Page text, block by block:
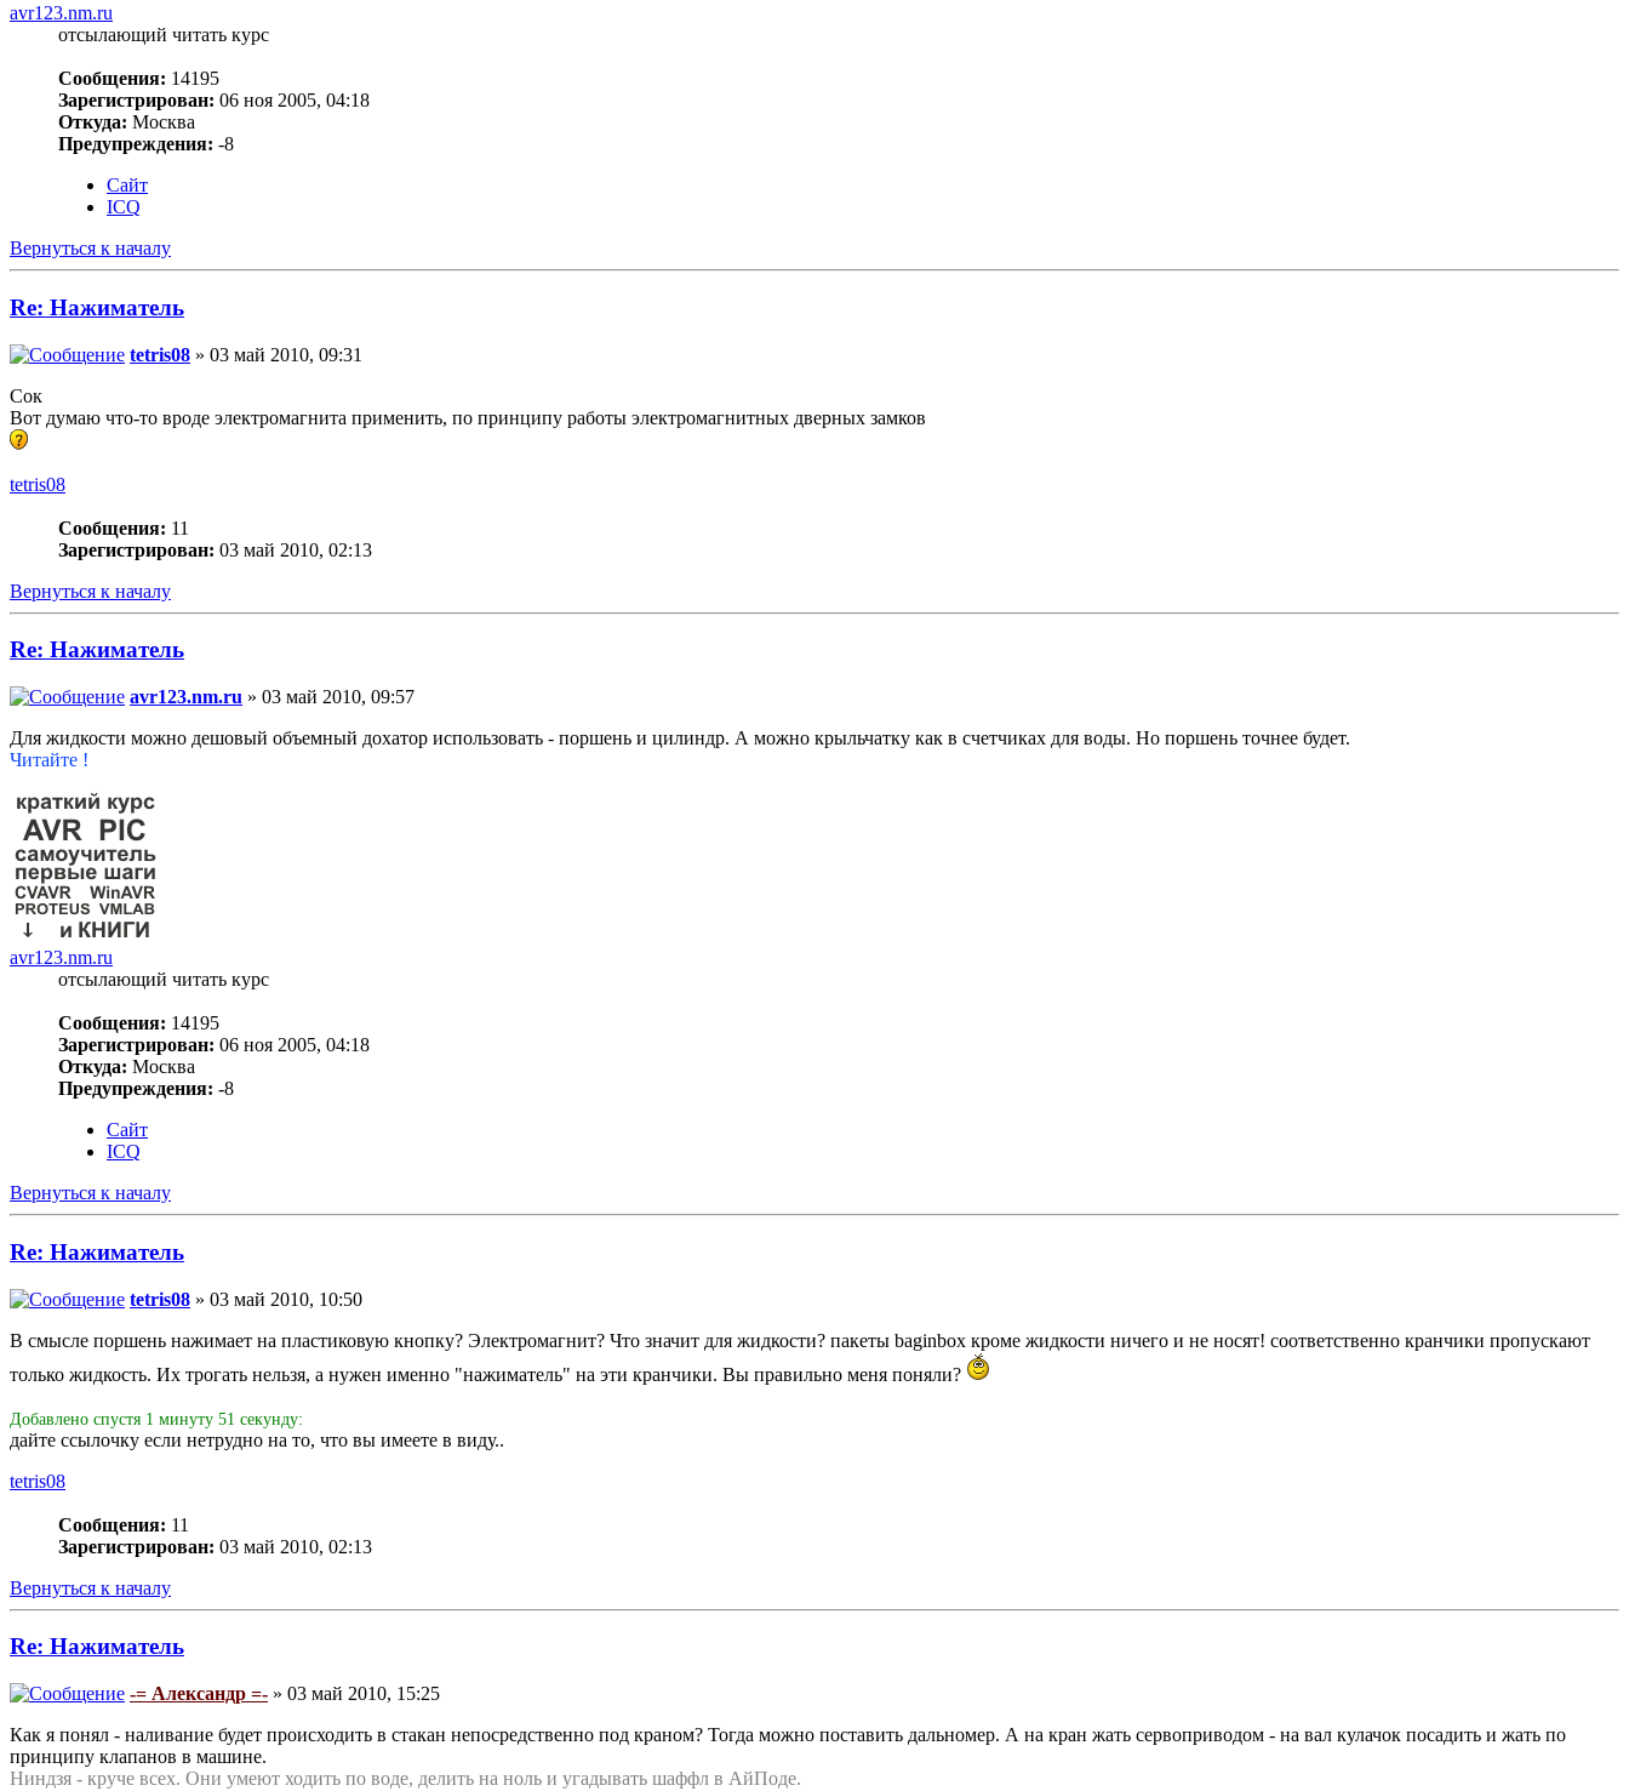
avr123.nm.ru
отсылающий читать курс
Сообщения: 14195
Зарегистрирован: 06 ноя 2005, 04:18
Откуда: Москва
Предупреждения: -8
Сайт
ICQ
Вернуться к началу
Re: Нажиматель
tetris08 » 03 май 2010, 09:31
Сок
Вот думаю что-то вроде электромагнита применить, по принципу работы электромагнитных дверных замков
tetris08
Сообщения: 11
Зарегистрирован: 03 май 2010, 02:13
Вернуться к началу
Re: Нажиматель
avr123.nm.ru » 03 май 2010, 09:57
Для жидкости можно дешовый объемный дохатор использовать - поршень и цилиндр. А можно крыльчатку как в счетчиках для воды. Но поршень точнее будет.
Читайте !
avr123.nm.ru
отсылающий читать курс
Сообщения: 14195
Зарегистрирован: 06 ноя 2005, 04:18
Откуда: Москва
Предупреждения: -8
Сайт
ICQ
Вернуться к началу
Re: Нажиматель
tetris08 » 03 май 2010, 10:50
В смысле поршень нажимает на пластиковую кнопку? Электромагнит? Что значит для жидкости? пакеты baginbox кроме жидкости ничего и не носят! соответственно кранчики пропускают
только жидкость. Их трогать нельзя, а нужен именно "нажиматель" на эти кранчики. Вы правильно меня поняли?
Добавлено спустя 1 минуту 51 секунду:
дайте ссылочку если нетрудно на то, что вы имеете в виду..
tetris08
Сообщения: 11
Зарегистрирован: 03 май 2010, 02:13
Вернуться к началу
Re: Нажиматель
-= Александр =- » 03 май 2010, 15:25
Как я понял - наливание будет происходить в стакан непосредственно под краном? Тогда можно поставить дальномер. А на кран жать сервоприводом - на вал кулачок посадить и жать по
принципу клапанов в машине.
Ниндзя - круче всех. Они умеют ходить по воде, делить на ноль и угадывать шаффл в АйПоде.